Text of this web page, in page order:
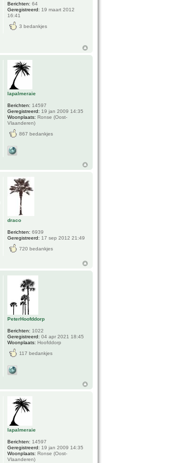
Berichten: 64
Geregistreerd: 19 maart 2012
16:41
3 bedankjes
lapalmeraie
Berichten: 14597
Geregistreerd: 19 jan 2009 14:35
Woonplaats: Ronse (Oost-
Vlaanderen)
867 bedankjes
draco
Berichten: 6939
Geregistreerd: 17 sep 2012 21:49
720 bedankjes
PeterHoofddorp
Berichten: 1022
Geregistreerd: 04 apr 2021 18:45
Woonplaats: Hoofddorp
117 bedankjes
lapalmeraie
Berichten: 14597
Geregistreerd: 19 jan 2009 14:35
Woonplaats: Ronse (Oost-
Vlaanderen)